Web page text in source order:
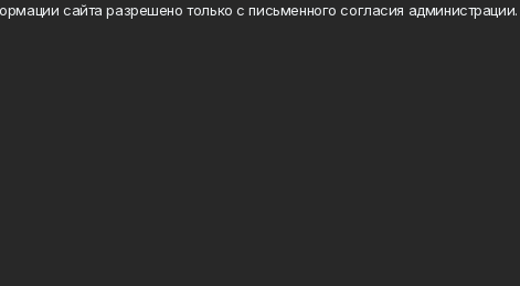
сайта разрешено только с письменного согласия администрации.